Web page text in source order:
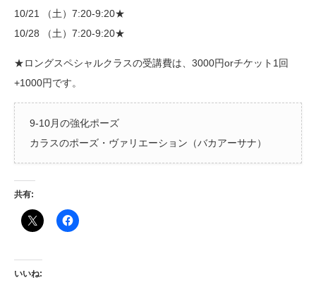
10/21 （土）7:20-9:20★
10/28 （土）7:20-9:20★
★ロングスペシャルクラスの受講費は、3000円orチケット1回
+1000円です。
9-10月の強化ポーズ
カラスのポーズ・ヴァリエーション（バカアーサナ）
共有:
いいね: